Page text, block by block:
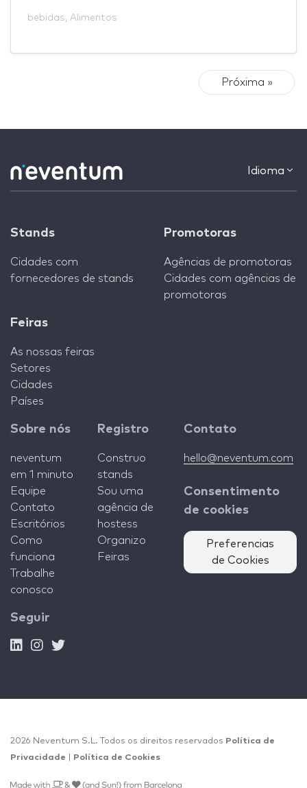
bebidas, Alimentos
Próxima »
Idioma
Stands
Cidades com
fornecedores de stands
Promotoras
Agências de promotoras
Cidades com agências de
promotoras
Feiras
As nossas feiras
Setores
Cidades
Países
Sobre nós
neventum
em 1 minuto
Equipe
Contato
Escritórios
Como
funciona
Trabalhe
conosco
Registro
Construo
stands
Sou uma
agência de
hostess
Organizo
Feiras
Contato
hello@neventum.com
Consentimento
de cookies
Preferencias
de Cookies
Seguir
2026 Neventum S.L. Todos os direitos reservados Política de
Privacidade
Política de Cookies